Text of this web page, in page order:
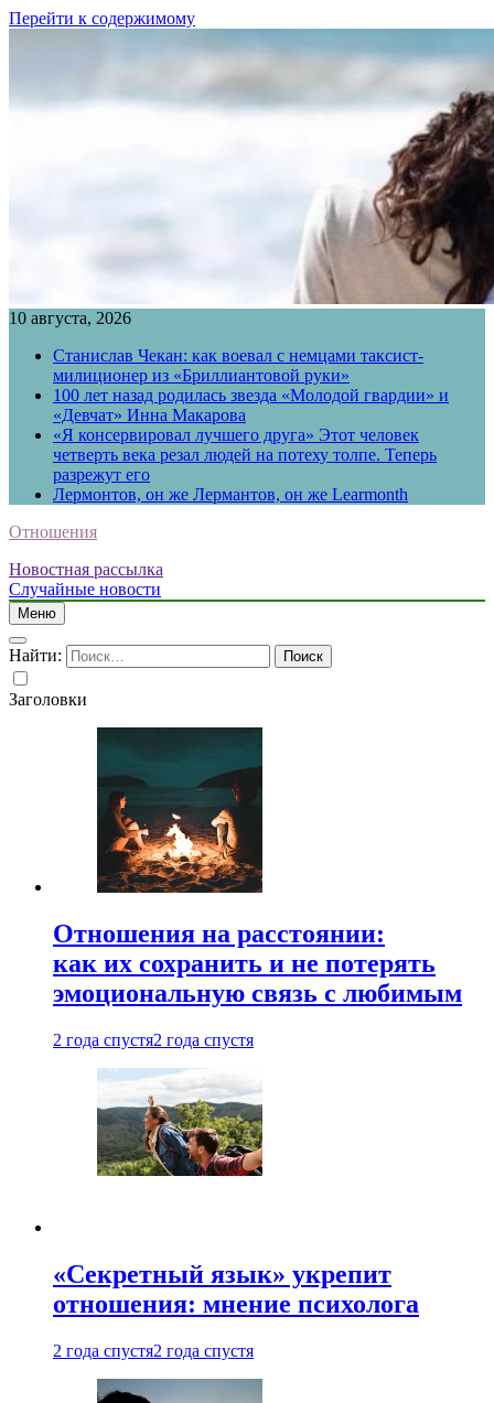
Перейти к содержимому
10 августа, 2026
Станислав Чекан: как воевал с немцами таксист-
милиционер из «Бриллиантовой руки»
100 лет назад родилась звезда «Молодой гвардии» и
«Девчат» Инна Макарова
«Я консервировал лучшего друга» Этот человек
четверть века резал людей на потеху толпе. Теперь
разрежут его
Лермонтов, он же Лермантов, он же Learmonth
Отношения
Новостная рассылка
Случайные новости
Меню
Найти:
Заголовки
Отношения на расстоянии:
как их сохранить и не потерять
эмоциональную связь с любимым
2 года спустя2 года спустя
«Секретный язык» укрепит
отношения: мнение психолога
2 года спустя2 года спустя